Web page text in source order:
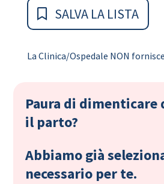
SALVA LA LISTA
La Clinica/Ospedale NON
Paura di dimenticare
il parto?
Abbiamo già
necessario per te.